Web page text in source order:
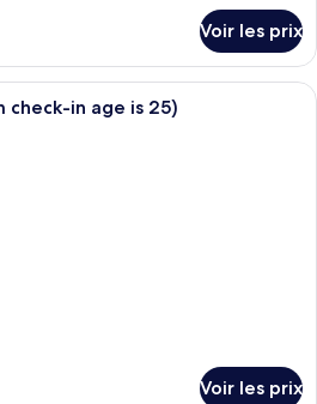
Voir les prix
Une chambre d’hôtel moderne,
check-in age is 25)
Voir les prix